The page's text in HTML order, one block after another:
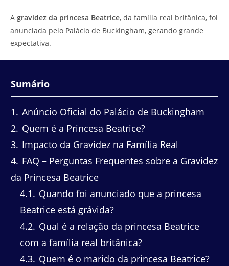
A gravidez da princesa Beatrice, da família real britânica, foi
anunciada pelo Palácio de Buckingham, gerando grande
expectativa.
Sumário
1
Anúncio Oficial do Palácio de Buckingham
2 Quem é a Princesa Beatrice?
3 Impacto da Gravidez na Família Real
4 FAQ – Perguntas Frequentes sobre a Gravidez
da Princesa Beatrice
4.1
Quando foi anunciado que a princesa
Beatrice está grávida?
4.2 Qual é a relação da princesa Beatrice
com a família real britânica?
4.3 Quem é o marido da princesa Beatrice?